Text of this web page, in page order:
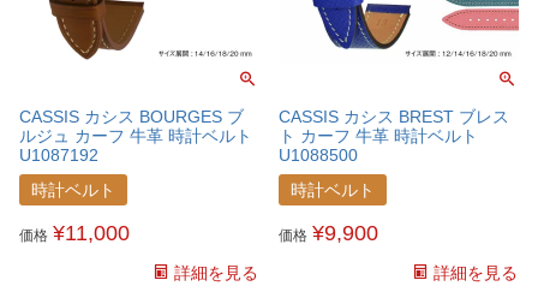
CASSIS カシス BOURGES ブ
ルジュ カーフ 牛革 時計ベルト
U1087192
時計ベルト
価格 ¥11,000
詳細を見る
CASSIS カシス BREST ブレス
ト カーフ 牛革 時計ベルト
U1088500
時計ベルト
価格 ¥9,900
詳細を見る